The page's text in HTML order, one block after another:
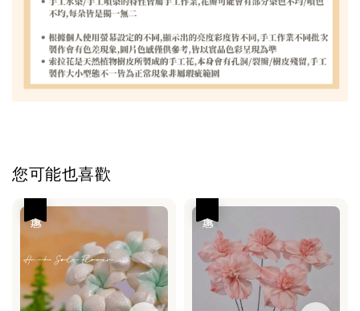
您可能也喜歡